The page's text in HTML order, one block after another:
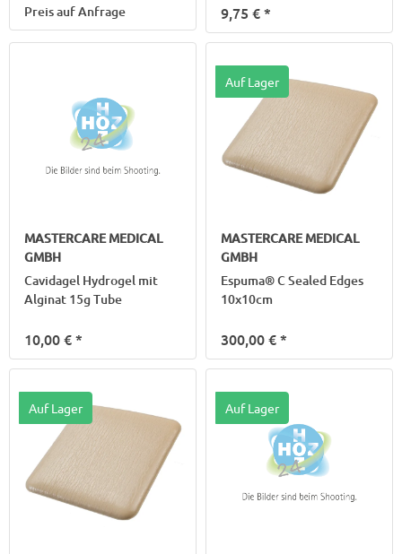
Preis auf Anfrage 9,75 €*
MASTERCARE MEDICAL
GMBH
Cavidagel Hydrogel mit
Alginat 15g Tube
10,00 €*
Auf Lager
MASTERCARE MEDICAL
GMBH
Espuma® C Sealed Edges
10x10cm
300,00 €*
Auf Lager Auf Lager